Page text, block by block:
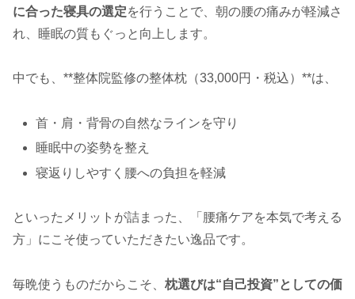
に合った寝具の選定を行うことで、朝の腰の痛みが軽減さ
れ、睡眠の質もぐっと向上します。
中でも、**整体院監修の整体枕（33,000円・税込）**は、
首・肩・背骨の自然なラインを守り
睡眠中の姿勢を整え
寝返りしやすく腰への負担を軽減
といったメリットが詰まった、「腰痛ケアを本気で考える
方」にこそ使っていただきたい逸品です。
毎晩使うものだからこそ、 枕選びは“自己投資”としての価